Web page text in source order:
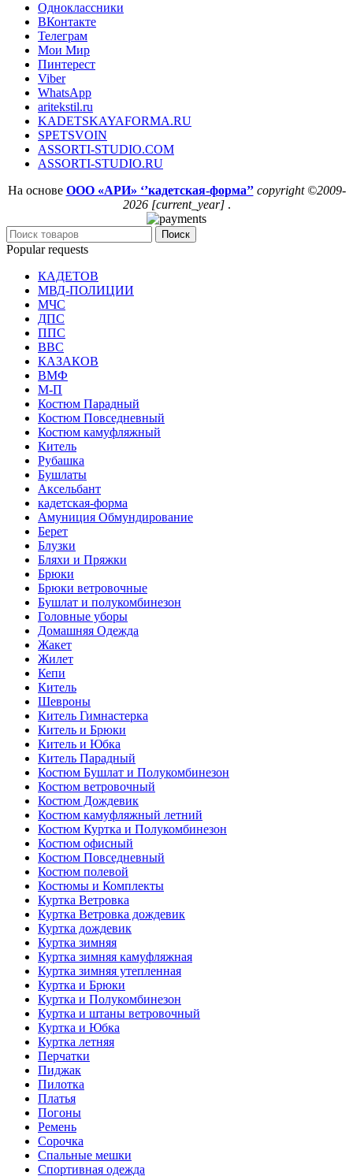
Одноклассники
ВКонтакте
Телеграм
Мои Мир
Пинтерест
Viber
WhatsApp
aritekstil.ru
KADETSKAYAFORMA.RU
SPETSVOIN
ASSORTI-STUDIO.COM
ASSORTI-STUDIO.RU
На основе ООО «АРИ» ‘’кадетская-форма’’copyright ©2009-
2026 [current_year] .
Поиск
Popular requests
КАДЕТОВ
МВД-ПОЛИЦИИ
МЧС
ДПС
ППС
ВВС
КАЗАКОВ
ВМФ
М-П
Костюм Парадный
Костюм Повседневный
Костюм камуфляжный
Китель
Рубашка
Бушлаты
Аксельбант
кадетская-форма
Амуниция Обмундирование
Берет
Блузки
Бляхи и Пряжки
Брюки
Брюки ветровочные
Бушлат и полукомбинезон
Головные уборы
Домашняя Одежда
Жакет
Жилет
Кепи
Китель
Шевроны
Китель Гимнастерка
Китель и Брюки
Китель и Юбка
Китель Парадный
Костюм Бушлат и Полукомбинезон
Костюм ветровочный
Костюм Дождевик
Костюм камуфляжный летний
Костюм Куртка и Полукомбинезон
Костюм офисный
Костюм Повседневный
Костюм полевой
Костюмы и Комплекты
Куртка Ветровка
Куртка Ветровка дождевик
Куртка дождевик
Куртка зимняя
Куртка зимняя камуфляжная
Куртка зимняя утепленная
Куртка и Брюки
Куртка и Полукомбинезон
Куртка и штаны ветровочный
Куртка и Юбка
Куртка летняя
Перчатки
Пиджак
Пилотка
Платья
Погоны
Ремень
Сорочка
Спальные мешки
Спортивная одежда